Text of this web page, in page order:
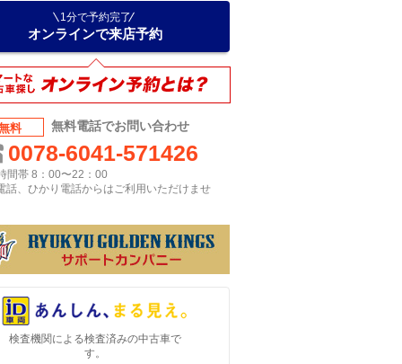
1分で予約完了
オンラインで来店予約
料 無料電話でお問い合わせ
0078-6041-571426
間帯 8：00〜22：00
話、ひかり電話からはご利用いただけませ
検査機関による検査済みの中古車で
す。